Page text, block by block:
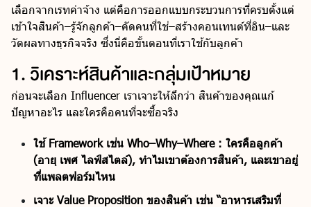
เลือกจากเรทค่าจ้าง แต่คือการออกแบบกระบวนการที่ครบตั้งแต่
เข้าใจสินค้า–รู้จักลูกค้า–คัดคนที่ใช่–สร้างคอนเทนต์ที่อิน–และ
วัดผลทางธุรกิจจริง ซึ่งนี่คือขั้นตอนที่เราใช้กับลูกค้า
1. วิเคราะห์สินค้าและกลุ่มเป้าหมาย
ก่อนจะเลือก Influencer เราเจาะให้ลึกว่า สินค้าของคุณแก้
ปัญหาอะไร และใครคือคนที่จะซื้อจริง
ใช้ Framework เช่น Who–Why–Where : ใครคือลูกค้า
(อายุ เพศ ไลฟ์สไตล์), ทำไมเขาต้องการสินค้า, และเขาอยู่
ที่แพลตฟอร์มไหน
เจาะ Value Proposition ของสินค้า เช่น “อาหารเสริมที่